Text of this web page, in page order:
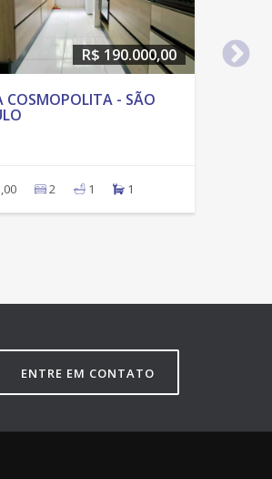
R$ 190.000,00
COSMOPOLITA - SÃO
2 1 1
ENTRE EM CONTATO